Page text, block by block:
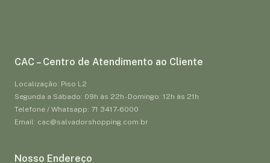
CAC – Centro de Atendimento ao Cliente
Localização: Piso L2
Segunda a Sábado: 09h às 22h - Domingo: 12h às 21h
Telefone / Whatsapp: 71 3417-6000
Email: cac@salvadorshopping.com.br
Nosso Endereço